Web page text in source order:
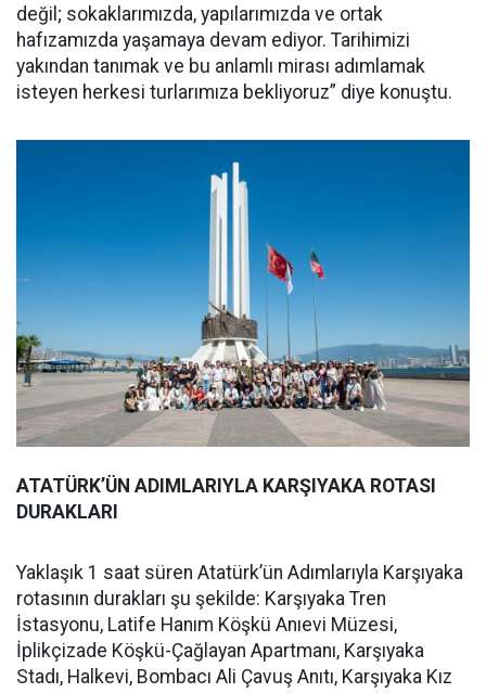
değil; sokaklarımızda, yapılarımızda ve ortak
hafızamızda yaşamaya devam ediyor. Tarihimizi
yakından tanımak ve bu anlamlı mirası adımlamak
isteyen herkesi turlarımıza bekliyoruz” diye konuştu.
ATATÜRK’ÜN ADIMLARIYLA KARŞIYAKA ROTASI
DURAKLARI
Yaklaşık 1 saat süren Atatürk’ün Adımlarıyla Karşıyaka
rotasının durakları şu şekilde: Karşıyaka Tren
İstasyonu, Latife Hanım Köşkü Anıevi Müzesi,
İplikçizade Köşkü-Çağlayan Apartmanı, Karşıyaka
Stadı, Halkevi, Bombacı Ali Çavuş Anıtı, Karşıyaka Kız